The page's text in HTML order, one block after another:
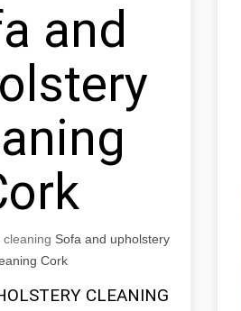
and
Sofa and upholstery
Cork
CLEANING